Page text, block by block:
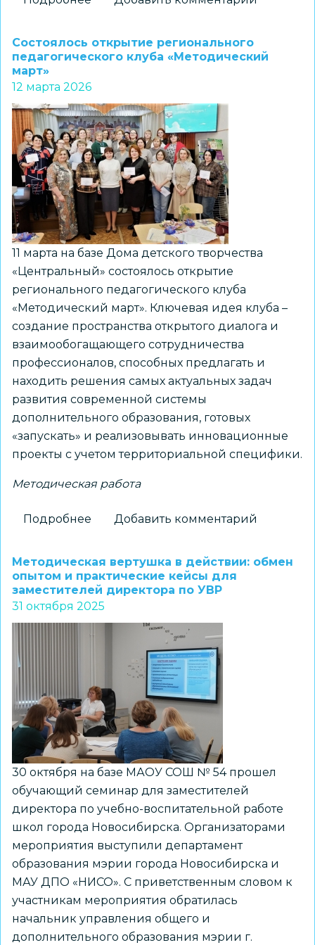
будет
система
методического
сопровождения
системы
образования
Состоялось открытие регионального
педагогического клуба «Методический
март»
12 марта 2026
11 марта на базе Дома детского творчества
«Центральный» состоялось открытие
регионального педагогического клуба
«Методический март». Ключевая идея клуба –
создание пространства открытого диалога и
взаимообогащающего сотрудничества
профессионалов, способных предлагать и
находить решения самых актуальных задач
развития современной системы
дополнительного образования, готовых
«запускать» и реализовывать инновационные
проекты с учетом территориальной специфики.
Методическая работа
Подробнее
регионального
педагогического
клуба
«Методический
Добавить комментарий
Методическая вертушка в действии: обмен
опытом и практические кейсы для
заместителей директора по УВР
31 октября 2025
30 октября на базе МАОУ СОШ № 54 прошел
обучающий семинар для заместителей
директора по учебно-воспитательной работе
школ города Новосибирска. Организаторами
мероприятия выступили департамент
образования мэрии города Новосибирска и
МАУ ДПО «НИСО». С приветственным словом к
участникам мероприятия обратилась
начальник управления общего и
дополнительного образования мэрии г.